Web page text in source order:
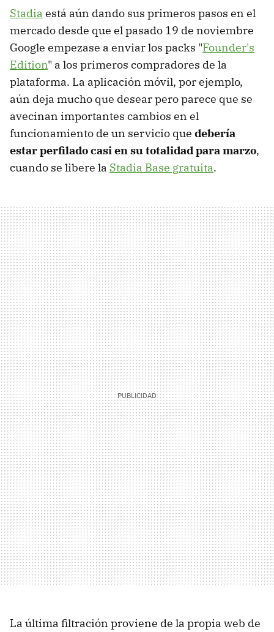
Stadia está aún dando sus primeros pasos en el
mercado desde que el pasado 19 de noviembre
Google empezase a enviar los packs "Founder's
Edition" a los primeros compradores de la
plataforma. La aplicación móvil, por ejemplo,
aún deja mucho que desear pero parece que se
avecinan importantes cambios en el
funcionamiento de un servicio que debería
estar perfilado casi en su totalidad para marzo,
cuando se libere la Stadia Base gratuita.
La última filtración proviene de la propia web de